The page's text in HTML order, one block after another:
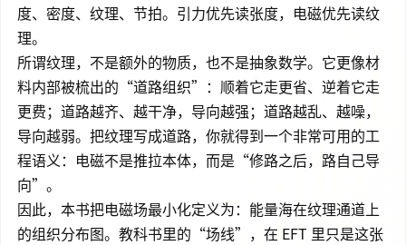
度、密度、纹理、节拍。引力优先读张度，电磁优先读纹
理。
所谓纹理，不是额外的物质，也不是抽象数学。它更像材
料内部被梳出的“道路组织”：顺着它走更省、逆着它走
更费；道路越齐、越干净，导向越强；道路越乱、越噪，
导向越弱。把纹理写成道路，你就得到一个非常可用的工
程语义：电磁不是推拉本体，而是“修路之后，路自己导
向”。
因此，本书把电磁场最小化定义为：能量海在纹理通道上
的组织分布图。教科书里的“场线”，在 EFT 里只是这张